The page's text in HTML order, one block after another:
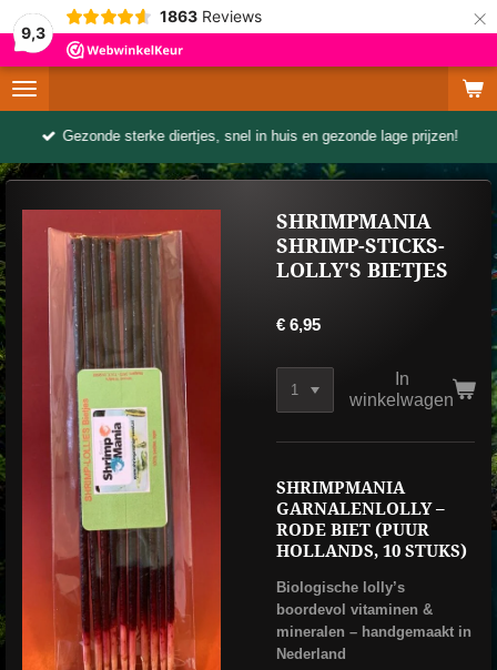
9,3
1863 Reviews ×
Gezonde sterke diertjes, snel in huis en gezonde lage prijzen!
SHRIMPMANIA
SHRIMP-STICKS-
LOLLY'S BIETJES
€ 6,95
In
winkelwagen
SHRIMPMANIA
GARNALENLOLLY –
RODE BIET (PUUR
HOLLANDS, 10 STUKS)
Biologische lolly’s
boordevol vitaminen &
mineralen – handgemaakt in
Nederland